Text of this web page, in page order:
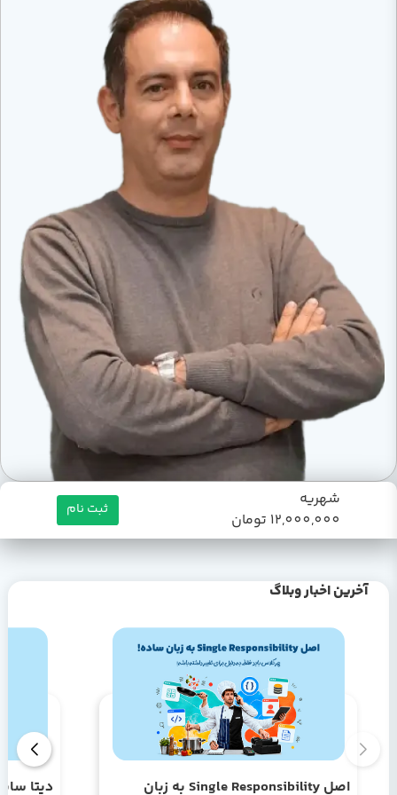
شهریه
12,000,000 تومان
ثبت نام
آخرین اخبار وبلاگ
اصل Single Responsibility به زبان
دیتا